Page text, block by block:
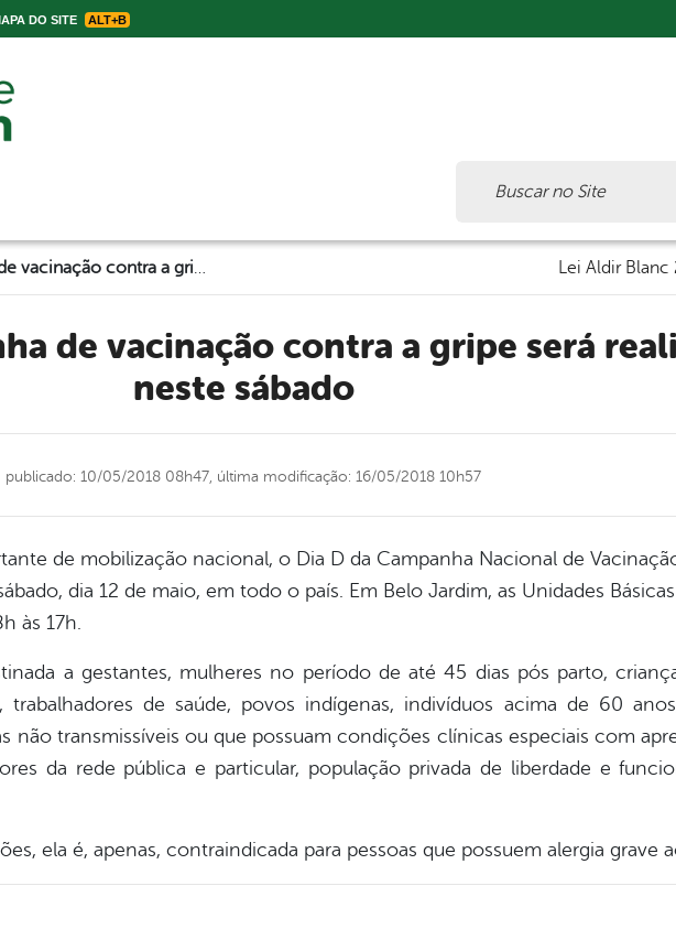
DO SITE ALT+B
Lei Aldir Blanc
neste sábado
publicado: 10/05/2018 08h47, última modificação: 16/05/2018 10h57
de mobilização nacional, o Dia D da Campanha Nacional de
dia 12 de maio, em todo o país. Em Belo Jardim, as Unidades
às 17h.
a gestantes, mulheres no período de até 45 dias pós parto,
de saúde, povos indígenas, indivíduos acima de 60
não transmissíveis ou que possuam condições clínicas especiais com
da rede pública e particular, população privada de liberdade e
ela é, apenas, contraindicada para pessoas que possuem alergia grave